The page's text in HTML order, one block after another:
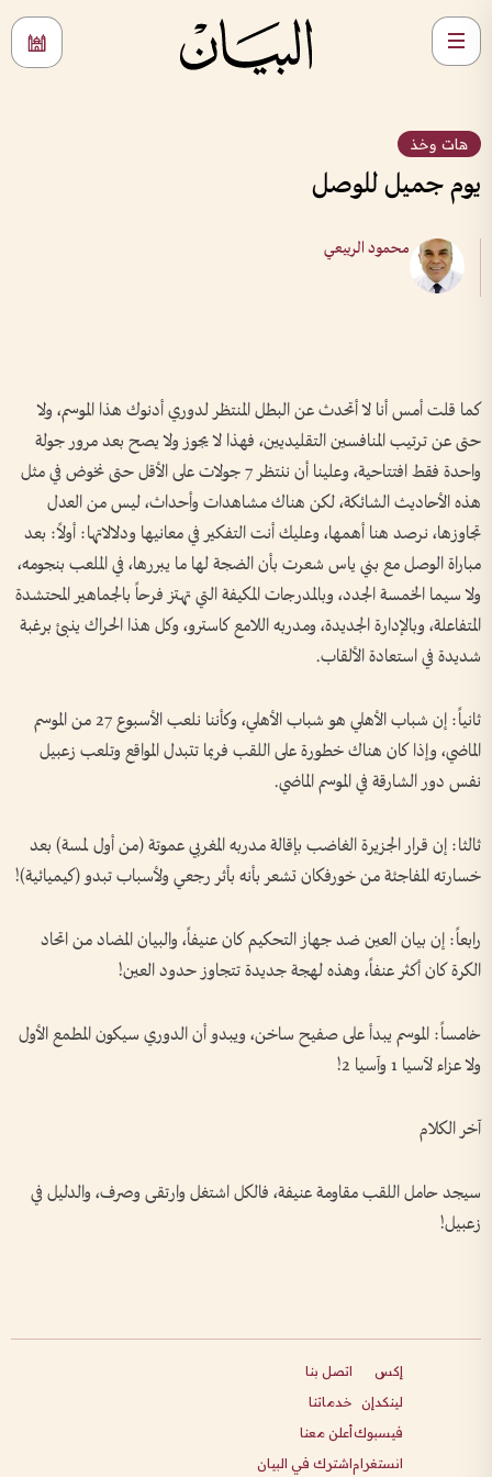
هات وخذ
يوم جميل للوصل
محمود الربيعي
كما قلت أمس أنا لا أتحدث عن البطل المنتظر لدوري أدنوك هذا الموسم، ولا
حتى عن ترتيب المنافسين التقليديين، فهذا لا يجوز ولا يصح بعد مرور جولة
واحدة فقط افتتاحية، وعلينا أن ننتظر 7 جولات على الأقل حتى نخوض في مثل
هذه الأحاديث الشائكة، لكن هناك مشاهدات وأحداث، ليس من العدل
تجاوزها، نرصد هنا أهمها، وعليك أنت التفكير في معانيها ودلالاتها: أولاً: بعد
مباراة الوصل مع بني ياس شعرت بأن الضجة لها ما يبررها، في الملعب بنجومه،
ولا سيما الخمسة الجدد، وبالمدرجات المكيفة التي تهتز فرحاً بالجماهير المحتشدة
المتفاعلة، وبالإدارة الجديدة، ومدربه اللامع كاسترو، وكل هذا الحراك ينبئ برغبة
شديدة في استعادة الألقاب.
ثانياً: إن شباب الأهلي هو شباب الأهلي، وكأننا نلعب الأسبوع 27 من الموسم
الماضي، وإذا كان هناك خطورة على اللقب فربما تتبدل المواقع وتلعب زعبيل
نفس دور الشارقة في الموسم الماضي.
ثالثا: إن قرار الجزيرة الغاضب بإقالة مدربه المغربي عموتة (من أول لمسة) بعد
خسارته المفاجئة من خورفكان تشعر بأنه بأثر رجعي ولأسباب تبدو (كيميائية)!
رابعاً: إن بيان العين ضد جهاز التحكيم كان عنيفاً، والبيان المضاد من اتحاد
الكرة كان أكثر عنفاً، وهذه لهجة جديدة تتجاوز حدود العين!
خامساً: الموسم يبدأ على صفيح ساخن، ويبدو أن الدوري سيكون المطمع الأول
ولا عزاء لآسيا 1 وآسيا 2!
آخر الكلام
سيجد حامل اللقب مقاومة عنيفة، فالكل اشتغل وارتقى وصرف، والدليل في
زعبيل!
إكس
لينكدإن
فيسبوك
انستغرام
اتصل بنا
خدماتنا
أعلن معنا
اشترك في البيان